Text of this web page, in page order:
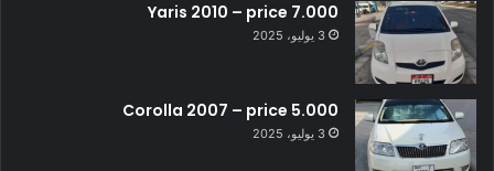
Yaris 2010 – price 7.000
3 يوليو، 2025
Corolla 2007 – price 5.000
3 يوليو، 2025